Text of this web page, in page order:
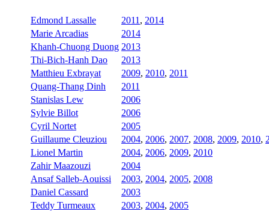
Edmond Lassalle 2011 , 2014
Marie Arcadias
2014
Khanh-Chuong Duong 2013
Thi-Bich-Hanh Dao
2013
Matthieu Exbrayat
2009, 2010, 2011
Quang-Thang Dinh
2011
Stanislas Lew
2006
Sylvie Billot
2006
Cyril Nortet
2005
Guillaume Cleuziou
2004, 2006, 2007, 2008, 2009, 2010,
Lionel Martin
2004, 2006, 2009, 2010
Zahir Maazouzi
2004
Ansaf Salleb-Aouissi
2003, 2004, 2005, 2008
Daniel Cassard
2003
Teddy Turmeaux
2003, 2004, 2005